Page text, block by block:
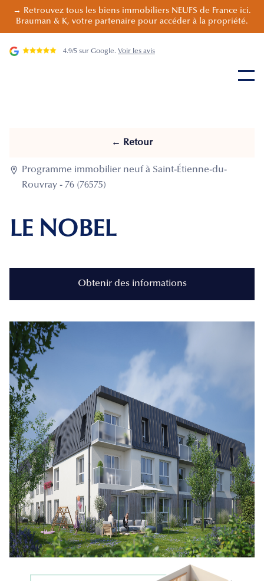
→ Retrouvez tous les biens immobiliers NEUFS de France ici.
Brauman & K, votre partenaire pour accéder à la propriété.
4.9/5 sur Google. Voir les avis
← Retour

Programme immobilier neuf à Saint-Étienne-du-
Rouvray - 76 (76575)
LE NOBEL
Obtenir des informations